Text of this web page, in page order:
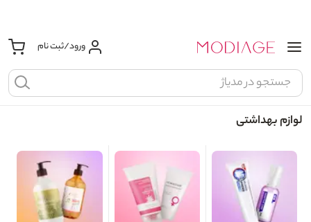
ورود/ثبت نام
لوازم بهداشتی